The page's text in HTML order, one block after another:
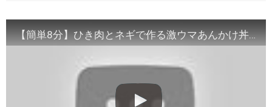
【簡単8分】ひき肉とネギで作る激ウマあんかけ丼の作り方/レシピ